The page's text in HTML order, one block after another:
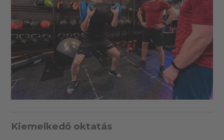
Kiemelkedő oktatás